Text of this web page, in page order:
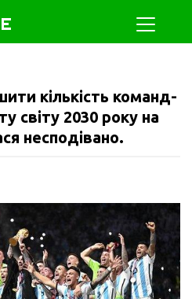
кількість команд-
світу 2030 року на
несподівано.